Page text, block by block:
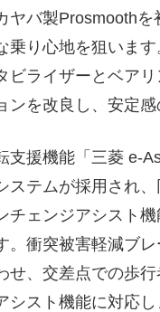
ヤバ製Prosmooth
乗り心地を狙いま
ビライザーとベア
ンを改良し、安定
支援機能「三菱 e-
ステムが採用され
チェンジアシスト
。衝突被害軽減ブ
せ、交差点での歩
シスト機能に対応し